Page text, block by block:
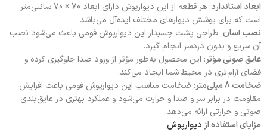
ابعاد استاندارد
: هر قطعه از این دیوارپوش دارای ابعاد 70 × 70 سانتی‌متر
است که برای پوشش دیوارهای مختلف ایده‌آل می‌باشد.
نصب آسان: طراحی پشت چسبدار این دیوارپوش فومی باعث می‌شود نصب
آن سریع و بدون دردسر انجام گیرد.
عایق صوتی مؤثر: این محصول به‌طور مؤثر از ورود صدا جلوگیری کرده و
فضای آرام‌تری در محیط شما ایجاد می‌کند.
ضخامت 8 میلی‌متر
: ضخامت مناسب این دیوارپوش فومی باعث افزایش
مقاومت در برابر سر و صدا و حرارت می‌شود و عملکرد بهتری در عایق‌بندی
صوتی و حرارتی ارائه می‌دهد.
مزایای استفاده از دیوارپوش